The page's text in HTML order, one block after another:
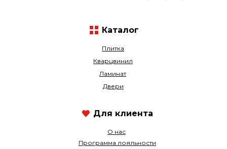
Плитка
Кварцвинил
О нас
Ламинат
Программа лояльности
Двери
Каталог
Для клиента